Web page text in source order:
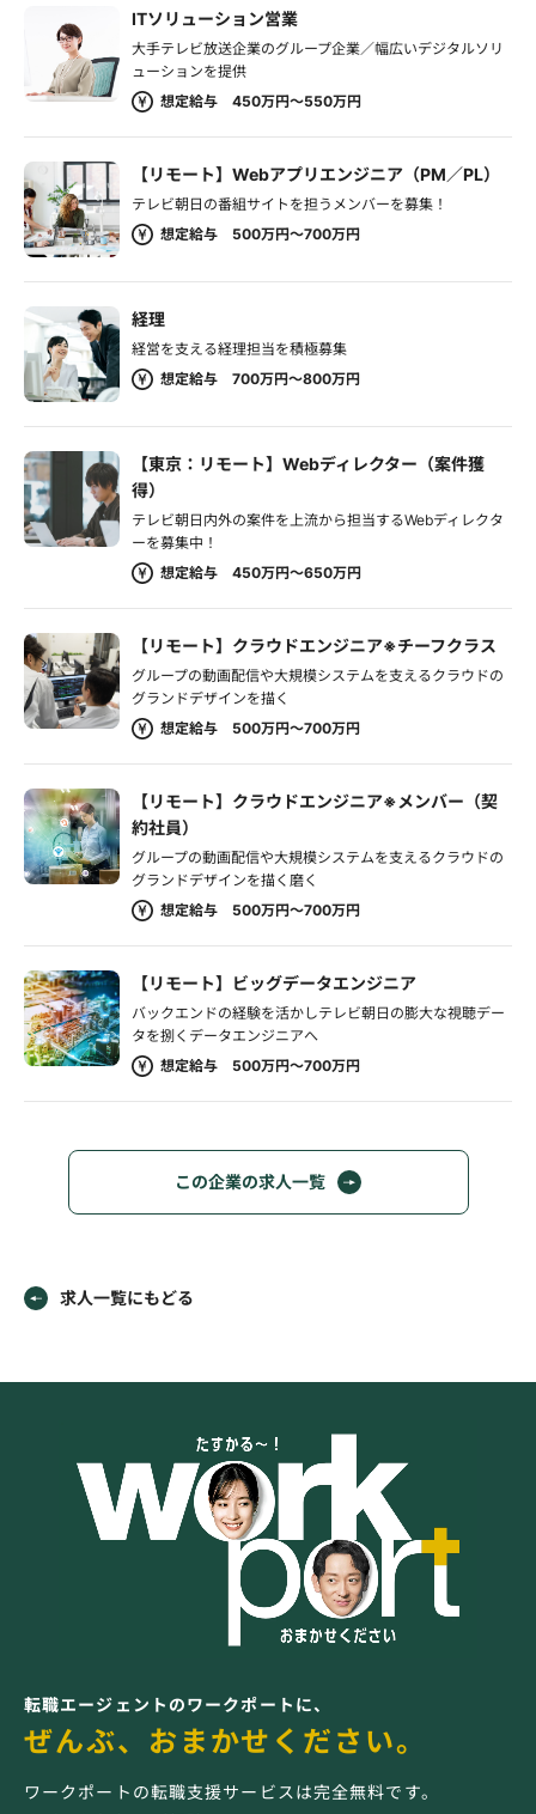
ITソリューション営業
大手テレビ放送企業のグループ企業／幅広いデジタルソリ
ューションを提供
想定給与 450万円～550万円
【リモート】Webアプリエンジニア（PM／PL）
テレビ朝日の番組サイトを担うメンバーを募集！
想定給与 500万円～700万円
経理
経営を支える経理担当を積極募集
想定給与 700万円～800万円
【東京：リモート】Webディレクター（案件獲
得）
テレビ朝日内外の案件を上流から担当するWebディレクタ
ーを募集中！
想定給与 450万円～650万円
【リモート】クラウドエンジニア※チーフクラス
グループの動画配信や大規模システムを支えるクラウドの
グランドデザインを描く
想定給与 500万円～700万円
【リモート】クラウドエンジニア※メンバー（契
約社員）
グループの動画配信や大規模システムを支えるクラウドの
グランドデザインを描く磨く
想定給与 500万円～700万円
【リモート】ビッグデータエンジニア
バックエンドの経験を活かしテレビ朝日の膨大な視聴デー
タを捌くデータエンジニアへ
想定給与 500万円～700万円
この企業の求人一覧
求人一覧にもどる
転職エージェントのワークポートに、
ぜんぶ、おまかせください。
ワークポートの転職支援サービスは完全無料です。